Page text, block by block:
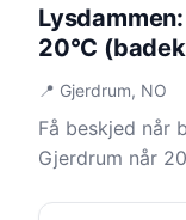
20°C
📍 Gjerdrum, NO
Få beskjed når
Gjerdrum når